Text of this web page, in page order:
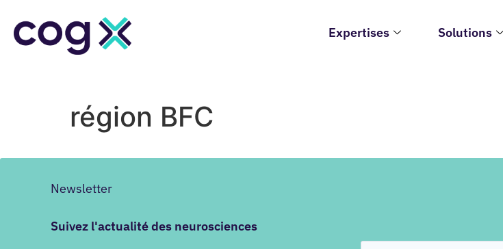
Expertises Solutions
région BFC
Newsletter
Suivez l'actualité des neurosciences